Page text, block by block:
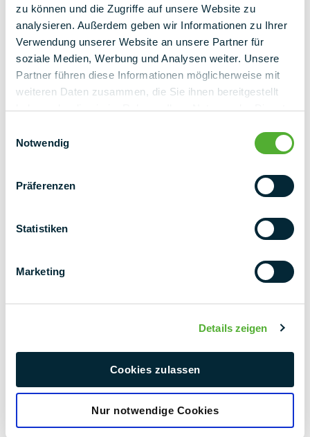
zu können und die Zugriffe auf unsere Website zu
analysieren. Außerdem geben wir Informationen zu Ihrer
Verwendung unserer Website an unsere Partner für
soziale Medien, Werbung und Analysen weiter. Unsere
Partner führen diese Informationen möglicherweise mit
weiteren Daten zusammen, die Sie ihnen bereitgestellt
haben oder die sie im Rahmen Ihrer Nutzung der Dienste
Notwendig
Präferenzen
Statistiken
Marketing
Details zeigen
Cookies zulassen
Nur notwendige Cookies
Poznaj nas i nasze innowacyjne
wysokiej jakości systemach instalacyjnych. Z
Zabezpiecz swój bilet już teraz